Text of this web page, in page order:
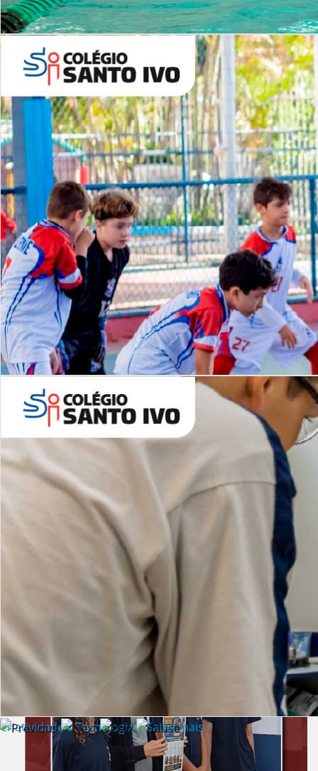
Período Integral | Saiba mais
Desafios | Saiba mais
Criatividade e Tecnologia | Saiba mais
Lista de vídeos
NOSSOCANAL